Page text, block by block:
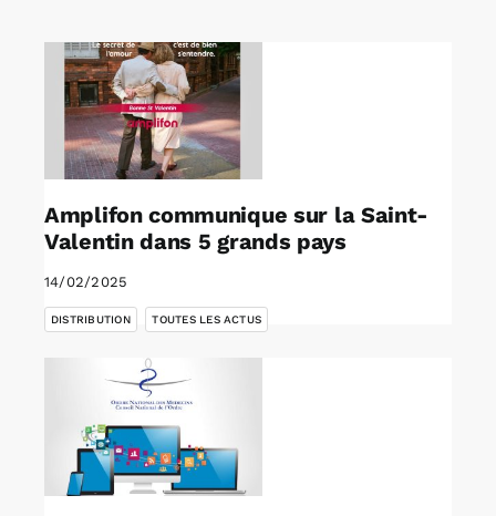
Rechercher:
Annonces emploi
Amplifon communique sur la Saint-
Valentin dans 5 grands pays
14/02/2025
DISTRIBUTION TOUTES LES ACTUS